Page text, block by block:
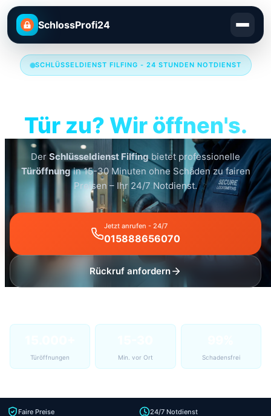
SchlossProfi24
SCHLÜSSELDIENST FILFING - 24 STUNDEN NOTDIENST
Tür zu? Wir öffnen's.
Der Schlüsseldienst Filfingbietet professionelle
Türöffnungin 15-30 Minuten ohne Schäden zu fairen
Preisen – Ihr 24/7 Notdienst.
Jetzt anrufen - 24/7
015888656070
Rückruf anfordern
Türöffnungen Min. vor Ort Schadensfrei
Faire Preise
24/7 Notdienst